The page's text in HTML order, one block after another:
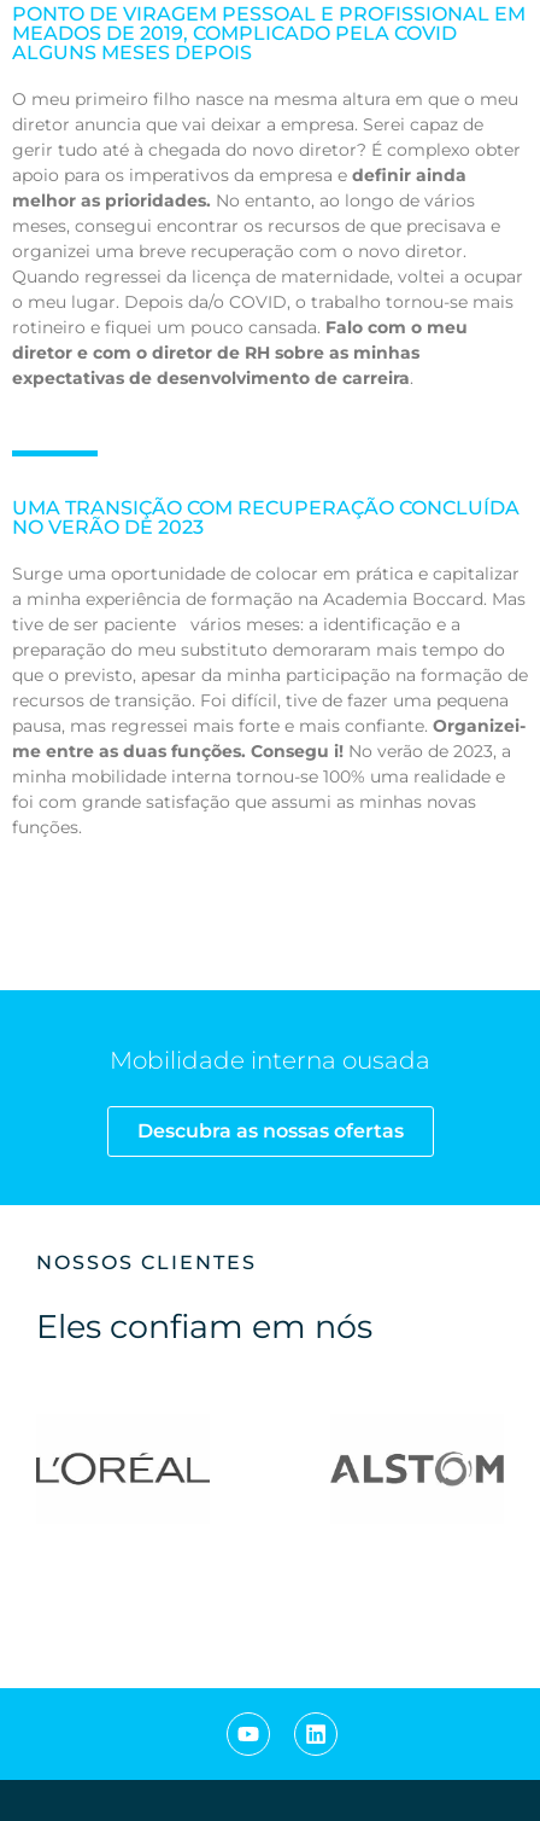
PONTO DE VIRAGEM PESSOAL E PROFISSIONAL EM
MEADOS DE 2019, COMPLICADO PELA COVID
ALGUNS MESES DEPOIS
O meu primeiro filho nasce na mesma altura em que o meu
diretor anuncia que vai deixar a empresa. Serei capaz de
gerir tudo até à chegada do novo diretor? É complexo obter
apoio para os imperativos da empresa e definir ainda
melhor as prioridades. No entanto, ao longo de vários
meses, consegui encontrar os recursos de que precisava e
organizei uma breve recuperação com o novo diretor.
Quando regressei da licença de maternidade, voltei a ocupar
o meu lugar. Depois da/o COVID, o trabalho tornou-se mais
rotineiro e fiquei um pouco cansada. Falo com o meu
diretor e com o diretor de RH sobre as minhas
expectativas de desenvolvimento de carreira.
UMA TRANSIÇÃO COM RECUPERAÇÃO CONCLUÍDA
NO VERÃO DE 2023
Surge uma oportunidade de colocar em prática e capitalizar
a minha experiência de formação na Academia Boccard. Mas
tive de ser paciente vários meses: a identificação e a
preparação do meu substituto demoraram mais tempo do
que o previsto, apesar da minha participação na formação de
recursos de transição. Foi difícil, tive de fazer uma pequena
pausa, mas regressei mais forte e mais confiante. Organizei-
me entre as duas funções. Consegu i! No verão de 2023, a
minha mobilidade interna tornou-se 100% uma realidade e
foi com grande satisfação que assumi as minhas novas
funções.
Mobilidade interna ousada
Descubra as nossas ofertas
NOSSOS CLIENTES
Eles confiam em nós